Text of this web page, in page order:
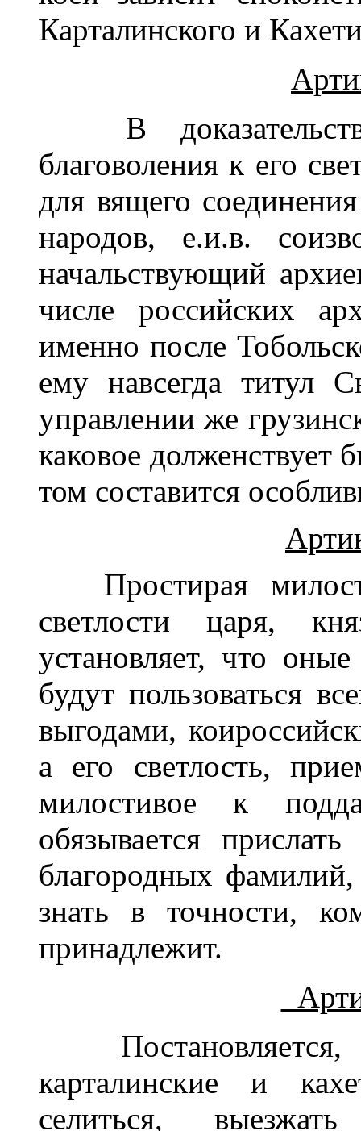
Карталинского и
В
благоволения к его
для вящего
народов, е.и.в.
начальствующий
числе российских
именно после
ему навсегда титул
управлении же
каковое долженствует
том составится
Простирая
светлости царя,
установляет, что
будут пользоваться
выгодами,
а его светлость,
милостивое к
обязывается
благородных
знать в точности,
принадлежит.
Постановляется,
карталинские и
селиться,